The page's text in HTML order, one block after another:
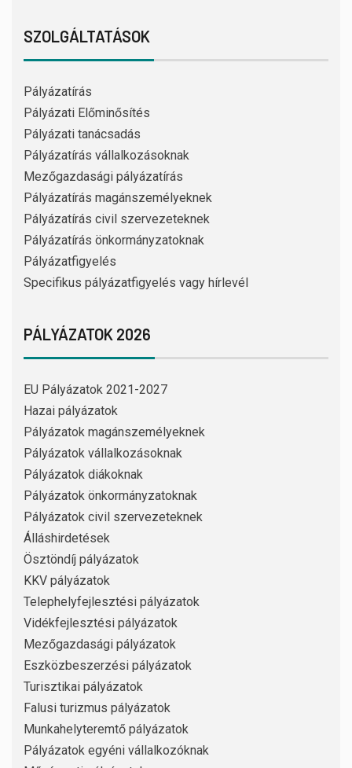
SZOLGÁLTATÁSOK
Pályázatírás
Pályázati Előminősítés
Pályázati tanácsadás
Pályázatírás vállalkozásoknak
Mezőgazdasági pályázatírás
Pályázatírás magánszemélyeknek
Pályázatírás civil szervezeteknek
Pályázatírás önkormányzatoknak
Pályázatfigyelés
Specifikus pályázatfigyelés vagy hírlevél
PÁLYÁZATOK 2026
EU Pályázatok 2021-2027
Hazai pályázatok
Pályázatok magánszemélyeknek
Pályázatok vállalkozásoknak
Pályázatok diákoknak
Pályázatok önkormányzatoknak
Pályázatok civil szervezeteknek
Álláshirdetések
Ösztöndíj pályázatok
KKV pályázatok
Telephelyfejlesztési pályázatok
Vidékfejlesztési pályázatok
Mezőgazdasági pályázatok
Eszközbeszerzési pályázatok
Turisztikai pályázatok
Falusi turizmus pályázatok
Munkahelyteremtő pályázatok
Pályázatok egyéni vállalkozóknak